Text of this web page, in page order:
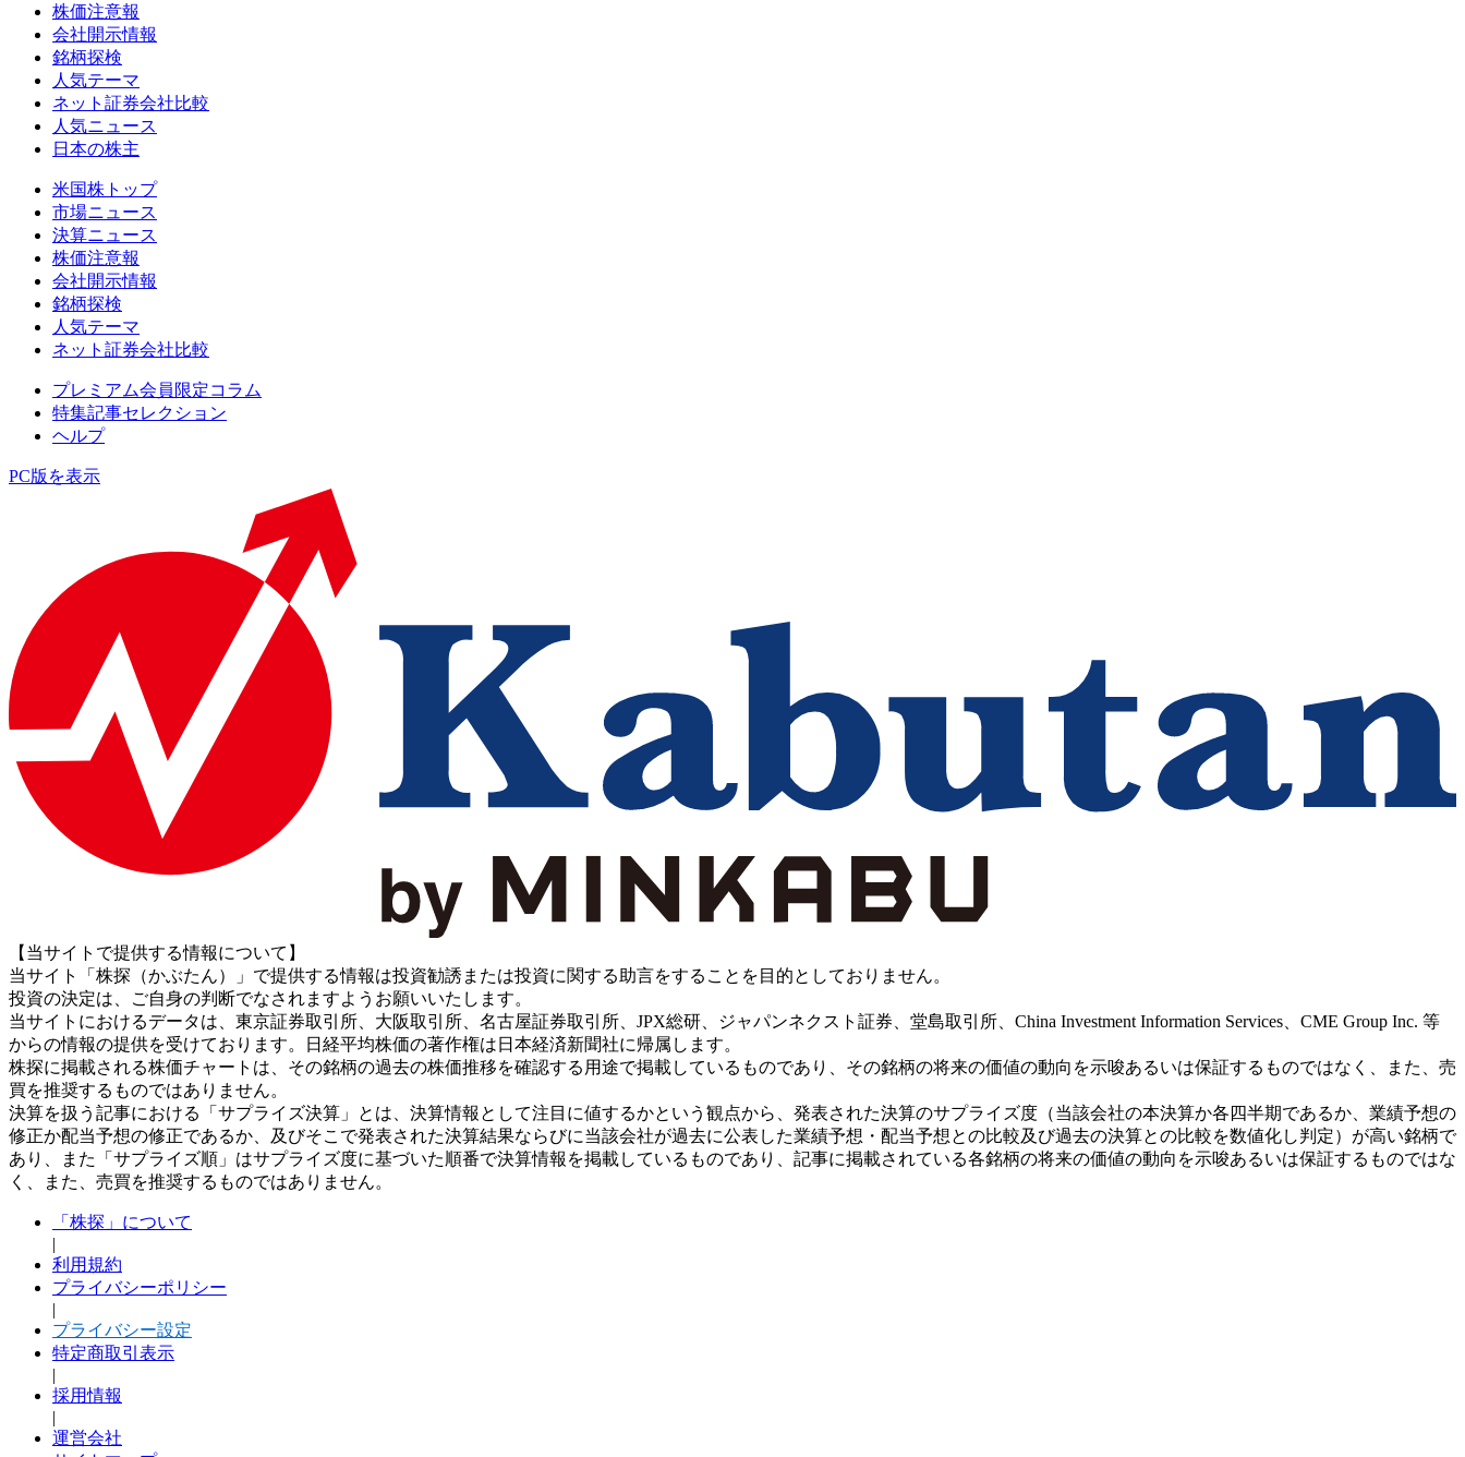
株価注意報
会社開示情報
銘柄探検
人気テーマ
ネット証券会社比較
人気ニュース
日本の株主
米国株トップ
市場ニュース
決算ニュース
株価注意報
会社開示情報
銘柄探検
人気テーマ
ネット証券会社比較
プレミアム会員限定コラム
特集記事セレクション
ヘルプ
PC版を表示
【当サイトで提供する情報について】
当サイト「株探（かぶたん）」で提供する情報は投資勧誘または投資に関する助言をすることを目的としておりません。
投資の決定は、ご自身の判断でなされますようお願いいたします。
当サイトにおけるデータは、東京証券取引所、大阪取引所、名古屋証券取引所、JPX総研、ジャパンネクスト証券、堂島取引所、China Investment Information Services、CME Group Inc. 等
からの情報の提供を受けております。日経平均株価の著作権は日本経済新聞社に帰属します。
株探に掲載される株価チャートは、その銘柄の過去の株価推移を確認する用途で掲載しているものであり、その銘柄の将来の価値の動向を示唆あるいは保証するものではなく、また、売
買を推奨するものではありません。
決算を扱う記事における「サプライズ決算」とは、決算情報として注目に値するかという観点から、発表された決算のサプライズ度（当該会社の本決算か各四半期であるか、業績予想の
修正か配当予想の修正であるか、及びそこで発表された決算結果ならびに当該会社が過去に公表した業績予想・配当予想との比較及び過去の決算との比較を数値化し判定）が高い銘柄で
あり、また「サプライズ順」はサプライズ度に基づいた順番で決算情報を掲載しているものであり、記事に掲載されている各銘柄の将来の価値の動向を示唆あるいは保証するものではな
く、また、売買を推奨するものではありません。
「株探」について
|
利用規約
プライバシーポリシー
|
プライバシー設定
特定商取引表示
|
採用情報
|
運営会社